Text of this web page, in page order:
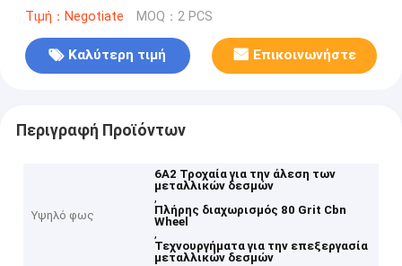
Τιμή：Negotiate MOQ：2 PCS
Καλύτερη τιμή Επικοινωνήστε
Περιγραφή Προϊόντων
Υψηλό φως
6Α2 Τροχαία για την άλεση των
μεταλλικών δεσμών
,
Πλήρης διαχωρισμός 80 Grit Cbn
Wheel
,
Τεχνουργήματα για την επεξεργασία
μεταλλικών δεσμών